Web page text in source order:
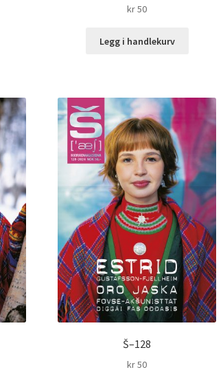
kr50
Legg i handlekurv
Š–128
kr50